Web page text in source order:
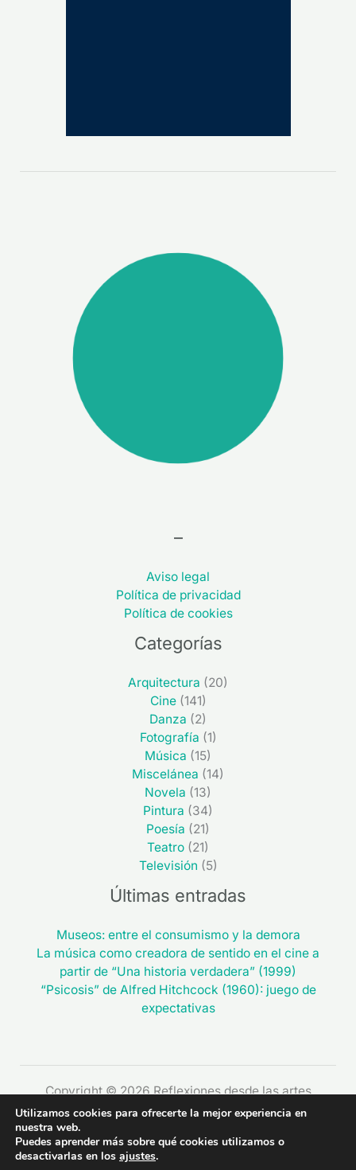
–
Aviso legal
Política de privacidad
Política de cookies
Categorías
Arquitectura (20)
Cine(141)
Danza (2)
Fotografía (1)
Música (15)
Miscelánea (14)
Novela (13)
Pintura (34)
Poesía (21)
Teatro (21)
Televisión (5)
Últimas entradas
Museos: entre el consumismo y la demora
La música como creadora de sentido en el cine a
partir de “Una historia verdadera” (1999)
“Psicosis” de Alfred Hitchcock (1960): juego de
expectativas
Copyright © 2026 Reflexiones desde las artes
Utilizamos cookies para ofrecerte la mejor experiencia en
nuestra web.
Puedes aprender más sobre qué cookies utilizamos o
desactivarlas en los ajustes.